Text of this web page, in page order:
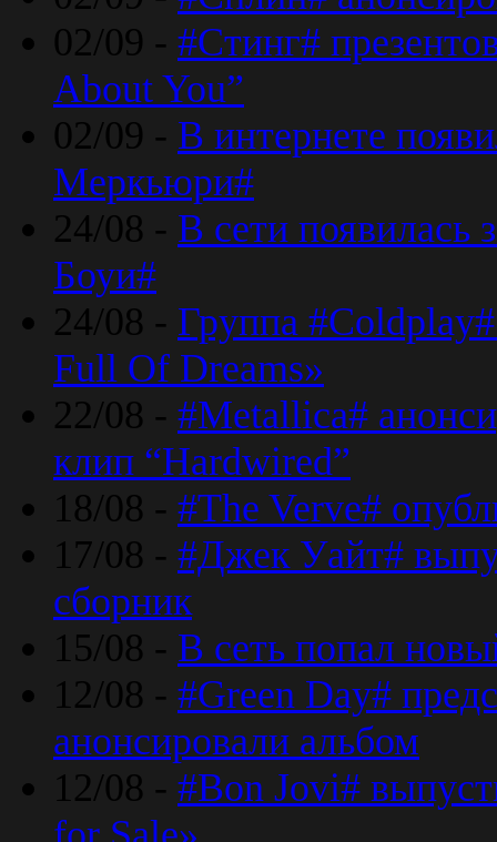
02/09 - #Стинг#
About You”
02/09 - В интернете
Меркьюри#
24/08 - В сети появилась
Боуи#
24/08 - Группа
Full Of Dreams»
22/08 - #Metallica#
клип “Hardwired”
18/08 - #The Verve#
17/08 - #Джек Уайт#
сборник
15/08 - В сеть попал
12/08 - #Green Day#
анонсировали альбом
12/08 - #Bon Jovi#